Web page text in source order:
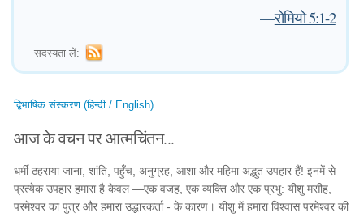
—रोमियो 5:1-2
सदस्यता लें:
द्विभाषिक संस्करण (हिन्दी / English)
आज के वचन पर आत्मचिंतन...
धर्मी ठहराया जाना, शांति, पहुँच, अनुग्रह, आशा और महिमा अद्भुत उपहार हैं! इनमें से
प्रत्येक उपहार हमारा है केवल —एक वजह, एक व्यक्ति और एक प्रभु: यीशु मसीह,
परमेश्वर का पुत्र और हमारा उद्धारकर्ता - के कारण। यीशु में हमारा विश्वास परमेश्वर की